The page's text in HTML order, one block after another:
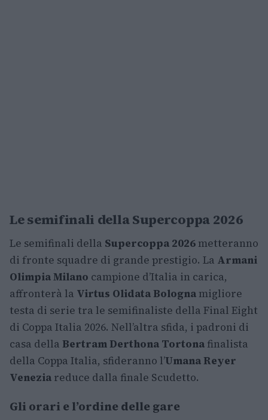
Le semifinali della Supercoppa 2026
Le semifinali della Supercoppa 2026 metteranno
di fronte squadre di grande prestigio. La Armani
Olimpia Milano campione d’Italia in carica,
affronterà la Virtus Olidata Bologna migliore
testa di serie tra le semifinaliste della Final Eight
di Coppa Italia 2026. Nell’altra sfida, i padroni di
casa della Bertram Derthona Tortona finalista
della Coppa Italia, sfideranno l’Umana Reyer
Venezia reduce dalla finale Scudetto.
Gli orari e l’ordine delle gare